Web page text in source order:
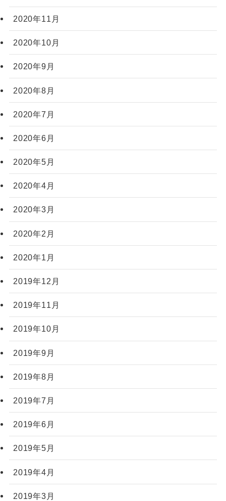
2020年11月
2020年10月
2020年9月
2020年8月
2020年7月
2020年6月
2020年5月
2020年4月
2020年3月
2020年2月
2020年1月
2019年12月
2019年11月
2019年10月
2019年9月
2019年8月
2019年7月
2019年6月
2019年5月
2019年4月
2019年3月